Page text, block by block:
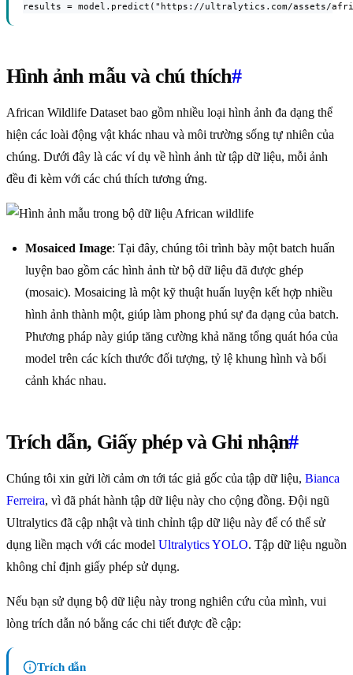
results = model.predict("https://ultralytics.com/assets/
Hình ảnh mẫu và chú thích#
African Wildlife Dataset bao gồm nhiều loại hình ảnh đa dạng thể
hiện các loài động vật khác nhau và môi trường sống tự nhiên của
chúng. Dưới đây là các ví dụ về hình ảnh từ tập dữ liệu, mỗi ảnh
đều đi kèm với các chú thích tương ứng.
Mosaiced Image: Tại đây, chúng tôi trình bày một batch huấn
luyện bao gồm các hình ảnh từ bộ dữ liệu đã được ghép
(mosaic). Mosaicing là một kỹ thuật huấn luyện kết hợp nhiều
hình ảnh thành một, giúp làm phong phú sự đa dạng của batch.
Phương pháp này giúp tăng cường khả năng tổng quát hóa của
model trên các kích thước đối tượng, tỷ lệ khung hình và bối
cảnh khác nhau.
Trích dẫn, Giấy phép và Ghi nhận#
Chúng tôi xin gửi lời cảm ơn tới tác giả gốc của tập dữ liệu, Bianca
Ferreira, vì đã phát hành tập dữ liệu này cho cộng đồng. Đội ngũ
Ultralytics đã cập nhật và tinh chỉnh tập dữ liệu này để có thể sử
dụng liền mạch với các model Ultralytics YOLO. Tập dữ liệu nguồn
không chỉ định giấy phép sử dụng.
Nếu bạn sử dụng bộ dữ liệu này trong nghiên cứu của mình, vui
lòng trích dẫn nó bằng các chi tiết được đề cập:
Trích dẫn